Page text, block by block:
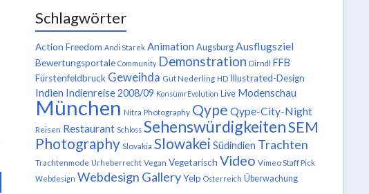
Schlagwörter
Action Freedom Andi Starek Animation Augsburg Ausflugsziel
Bewertungsportale Community Demonstration Dirndl FFB
Fürstenfeldbruck Geweihda Gut Nederling HD Illustrated-Design
Indien Indienreise 2008/09 KonsumrEvolution Live Modenschau
München Nitra Photography Qype Qype-City-Night
Reisen Restaurant Schloss SehenswürdigkeitenSEM
Photography Slovakia Slowakei Südindien Trachten
Trachtenmode Urheberrecht Vegan Vegetarisch Video Vimeo Staff Pick
Webdesign Webdesign GalleryYelp Österreich Überwachung